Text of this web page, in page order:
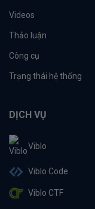
Videos
Thảo luận
Công cụ
Trạng thái hệ thống
DỊCH VỤ
Viblo
Viblo Code
Viblo CTF